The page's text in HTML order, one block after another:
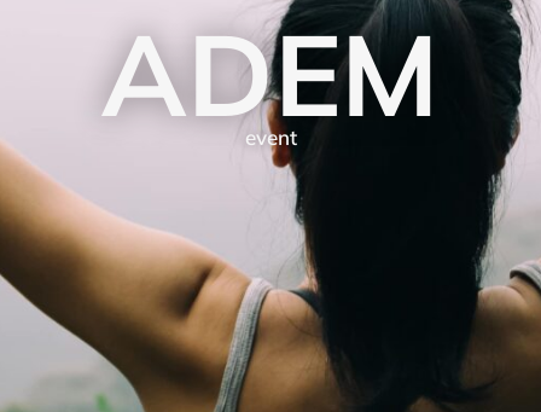
ADEM
event